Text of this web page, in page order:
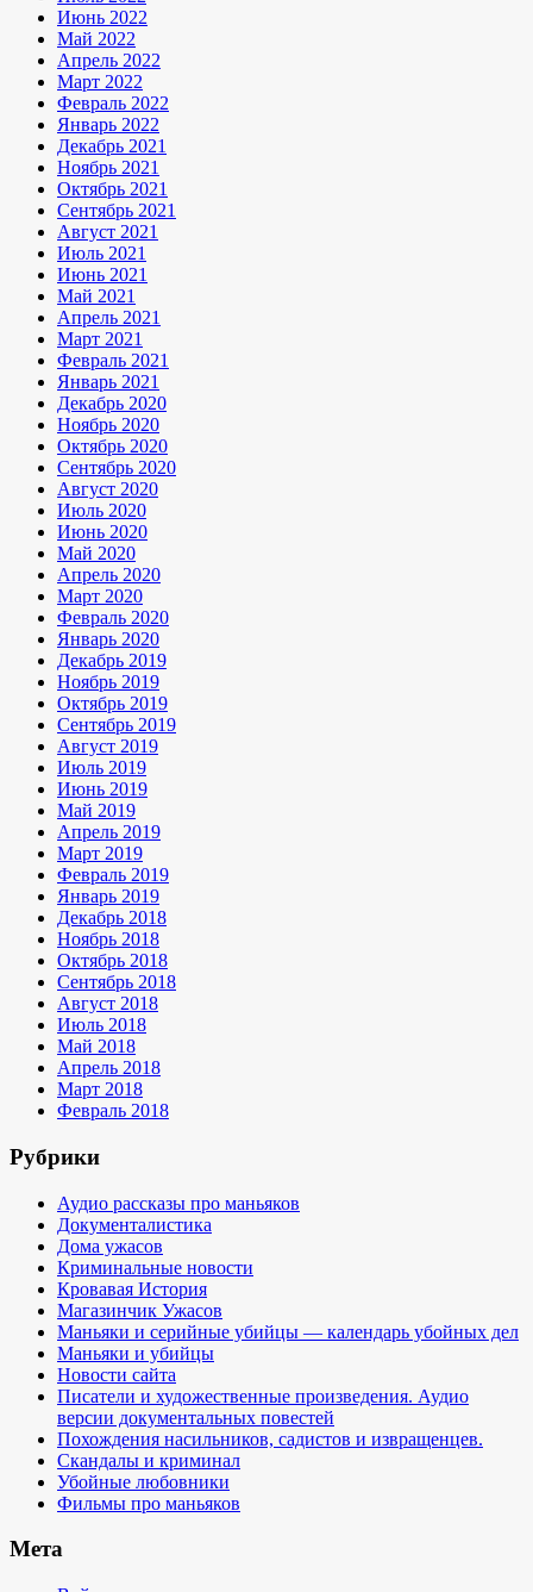
Июнь 2022
Май 2022
Апрель 2022
Март 2022
Февраль 2022
Январь 2022
Декабрь 2021
Ноябрь 2021
Октябрь 2021
Сентябрь 2021
Август 2021
Июль 2021
Июнь 2021
Май 2021
Апрель 2021
Март 2021
Февраль 2021
Январь 2021
Декабрь 2020
Ноябрь 2020
Октябрь 2020
Сентябрь 2020
Август 2020
Июль 2020
Июнь 2020
Май 2020
Апрель 2020
Март 2020
Февраль 2020
Январь 2020
Декабрь 2019
Ноябрь 2019
Октябрь 2019
Сентябрь 2019
Август 2019
Июль 2019
Июнь 2019
Май 2019
Апрель 2019
Март 2019
Февраль 2019
Январь 2019
Декабрь 2018
Ноябрь 2018
Октябрь 2018
Сентябрь 2018
Август 2018
Июль 2018
Май 2018
Апрель 2018
Март 2018
Февраль 2018
Рубрики
Аудио рассказы про маньяков
Документалистика
Дома ужасов
Криминальные новости
Кровавая История
Магазинчик Ужасов
Маньяки и серийные убийцы — календарь убойных дел
Маньяки и убийцы
Новости сайта
Писатели и художественные произведения. Аудио
версии документальных повестей
Похождения насильников, садистов и извращенцев.
Скандалы и криминал
Убойные любовники
Фильмы про маньяков
Мета